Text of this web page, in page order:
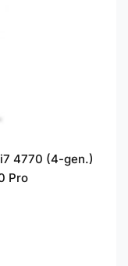
4770 (4-gen.)
Pro